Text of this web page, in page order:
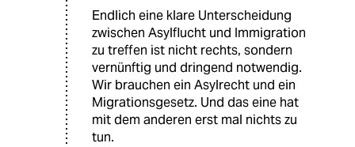
Endlich eine klare Unterscheidung
zwischen Asylflucht und Immigration
zu treffen ist nicht rechts, sondern
vernünftig und dringend notwendig.
Wir brauchen ein Asylrecht und ein
Migrationsgesetz. Und das eine hat
mit dem anderen erst mal nichts zu
tun.